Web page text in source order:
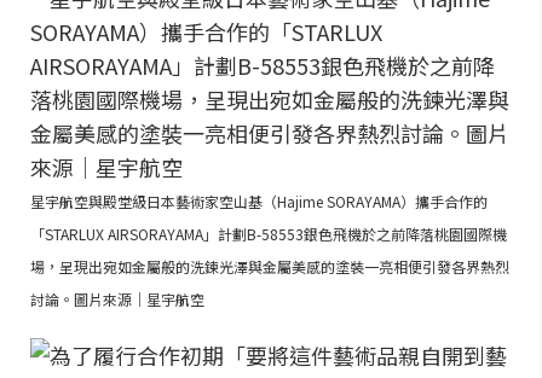
星宇航空與殿堂級日本藝術家空山基（Hajime SORAYAMA）攜手合作的
「STARLUX AIRSORAYAMA」計劃B-58553銀色飛機於之前降落桃園國際機
場，呈現出宛如金屬般的洗鍊光澤與金屬美感的塗裝一亮相便引發各界熱烈
討論。圖片來源｜星宇航空